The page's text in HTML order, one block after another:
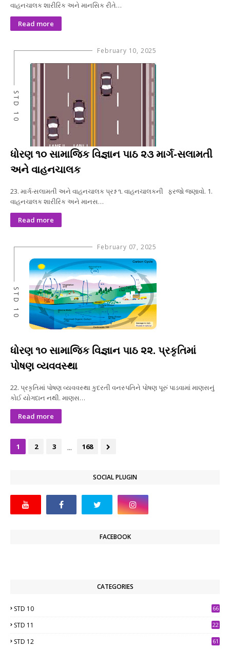
વાહનચાલક શારીરિક અને માનસિક રીતે…
Read more
February 10, 2025
STD 10
ધોરણ ૧૦ સામાજિક વિજ્ઞાન પાઠ ૨૩ માર્ગ-સલામતી
અને વાહનચાલક
23. માર્ગ-સલામતી અને વાહનચાલક પ્રશ્ન ૧. વાહનચાલકની ફરજો જણાવો. 1.
વાહનચાલક શારીરિક અને માનસ…
Read more
February 07, 2025
STD 10
ધોરણ ૧૦ સામાજિક વિજ્ઞાન પાઠ ૨૨. પ્રકૃતિમાં
પોષણ વ્યવવસ્થા
22. પ્રકૃતિમાં પોષણ વ્યવવસ્થા કુદરતી વનસ્પતિને પોષણ પૂરું પાડવામાં માણસનું
કોઈ યોગદાન નથી. માણસ…
Read more
1 2 3 ... 168
SOCIAL PLUGIN
FACEBOOK
CATEGORIES
STD 10 66
STD 11 22
STD 12 61